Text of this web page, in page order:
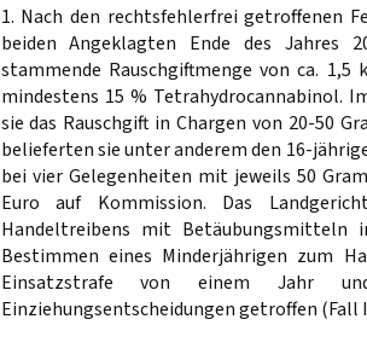
1. Nach den rechtsfehlerfrei getroffenen
beiden Angeklagten Ende des Jahres
stammende Rauschgiftmenge von ca.
mindestens 15 % Tetrahydrocannabinol.
sie das Rauschgift in Chargen von 20-50
belieferten sie unter anderem den 16-
bei vier Gelegenheiten mit jeweils 50
Euro auf Kommission. Das
Handeltreibens mit
Bestimmen eines Minderjährigen zum
Einsatzstrafe von einem Jahr
Einziehungsentscheidungen getroffen (Fall